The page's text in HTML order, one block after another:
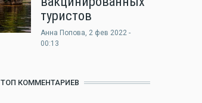
туристов
Анна Попова, 2 фев 2022 -
00:13
ТОП КОММЕНТАРИЕВ